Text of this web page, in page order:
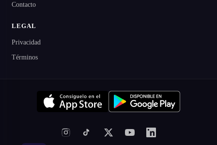
Contacto
LEGAL
Privacidad
Términos